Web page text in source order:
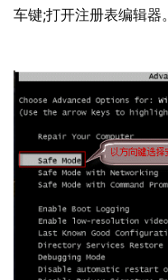
车键;打开注册表编辑器。